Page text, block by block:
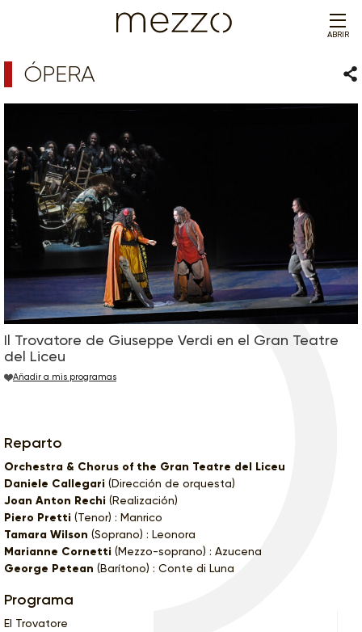
ABRIR
ÓPERA
Il Trovatore de Giuseppe Verdi en el Gran Teatre
del Liceu
Añadir a mis programas
Reparto
Orchestra & Chorus of the Gran Teatre del Liceu
Daniele Callegari (Dirección de orquesta)
Joan Anton Rechi (Realización)
Piero Pretti (Tenor) : Manrico
Tamara Wilson (Soprano) : Leonora
Marianne Cornetti (Mezzo-soprano) : Azucena
George Petean (Barítono) : Conte di Luna
Programa
El Trovatore